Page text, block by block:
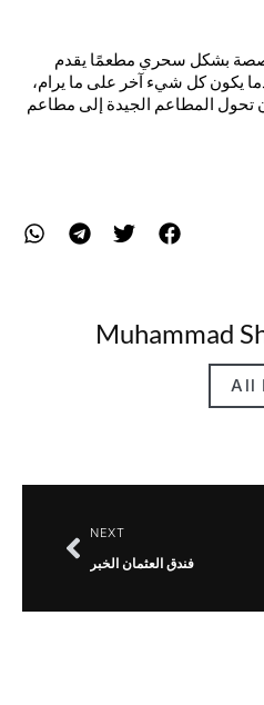
بشكل سحري مطعمًا يقدم
يكون كل شيء آخر على ما يرام،
تحول المطاعم الجيدة إلى مطاعم
Muhammad
All
NEXT
فندق العثمان الخبر